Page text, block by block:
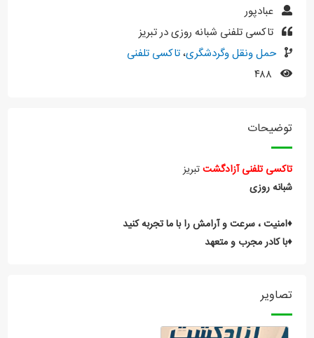
عبادپور
تاکسی تلفنی شبانه روزی در تبریز
حمل ونقل وگردشگری،تاکسی تلفنی
توضیحات
تاکسی تلفنی آزادگشتتبریز
شبانه روزی
♦️امنیت ، سرعت و آرامش را با ما تجربه کنید
♦️با کادر مجرب و متعهد
تصاویر